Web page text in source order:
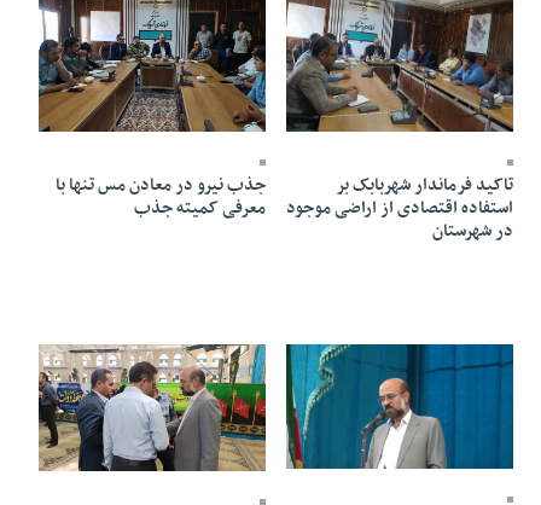
22 Shahrivar 1402 - 15:01
تاکید فرماندار شهربابک بر
استفاده اقتصادی از اراضی موجود
در شهرستان
20 Shahrivar 1402 - 18:07
جذب نیرو در معادن مس تنها با
معرفی کمیته جذب
05 Shahrivar 1402 - 18:59